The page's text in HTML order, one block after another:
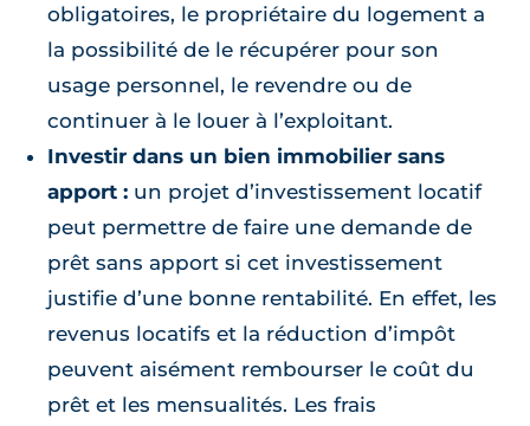
obligatoires, le propriétaire du logement a
la possibilité de le récupérer pour son
usage personnel, le revendre ou de
continuer à le louer à l’exploitant.
Investir dans un bien immobilier sans
apport : un projet d’investissement locatif
peut permettre de faire une demande de
prêt sans apport si cet investissement
justifie d’une bonne rentabilité. En effet, les
revenus locatifs et la réduction d’impôt
peuvent aisément rembourser le coût du
prêt et les mensualités. Les frais